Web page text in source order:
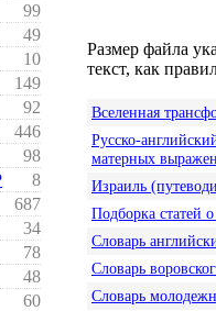
99
49
10
149
92
446
98
8
687
34
78
48
60
Размер файла
текст, как
Вселенная
Русско-
матерных
Израиль
Подборка статей
Словарь
Словарь
Словарь